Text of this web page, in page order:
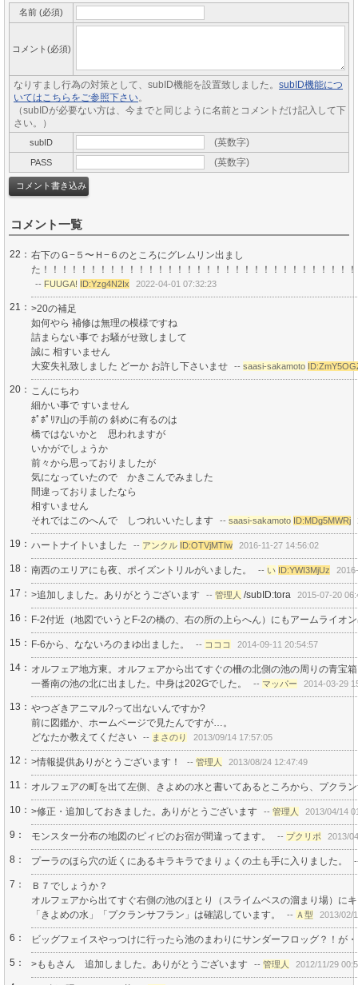
名前 (必須)
コメント(必須)
なりすまし行為の対策として、subID機能を設置致しました。 subID機能につ
いてはこちらをご参照下さい。
（subIDが必要ない方は、今までと同じように名前とコメントだけ記入して下
さい。）
subID (英数字)
PASS (英数字)
コメント一覧
22： 右下のＧ−５〜Ｈ−６のところにグレムリン出まし
た！！！！！！！！！！！！！！！！！！！！！！！！！！！！！！！！
-- FUUGA! ID:Yzg4N2Ix 2022-04-01 07:32:23
21： >20の補足
如何やら 補修は無理の模様ですね
詰まらない事で お騒がせ致しまして
誠に 相すいません
大変失礼致しました どーか お許し下さいませ
-- saasi-sakamoto
20：
こんにちわ
細かい事で すいません
ﾎﾟﾎﾟﾘｱ山の手前の 斜めに有るのは
橋ではないかと 思われますが
いかがでしょうか
前々から思っておりましたが
気になっていたので かきこんでみました
間違っておりましたなら
相すいません
それではこのへんで しつれいいたします
-- saasi-sakamoto ID:MDg5MWRj
19： ハートナイトいました -- アンクル ID:OTVjMTIw 2016-11-27 14:56:02
18： 南西のエリアにも夜、ポイズントリルがいました。 -- い ID:YWI3MjUz
17： >追加しました。ありがとうございます -- 管理人 /subID:tora 2015-07-20
16： F-2付近（地図でいうとF-2の橋の、右の所の上らへん）にもアームライオ
15： F-6から、なないろのまゆ出ました。 -- コココ 2014-09-11 20:54:57
14： オルフェア地方東。オルフェアから出てすぐの柵の北側の池の周りの青宝
一番南の池の北に出ました。中身は202Gでした。
-- マッパー 2014-03-29
13： やつざきアニマル?って出ないんですか?
前に図鑑か、ホームページで見たんですが…。
どなたか教えてください
-- まさのり 2013/09/14 17:57:05
12： >情報提供ありがとうございます！ -- 管理人 2013/08/24 12:47:49
11： オルフェアの町を出て左側、きよめの水と書いてあるところから、プクラ
10： >修正・追加しておきました。ありがとうございます -- 管理人 2013/04/14
9： モンスター分布の地図のピィピのお宿が間違ってます。 -- プクリポ 2013/
8： プーラのほら穴の近くにあるキラキラでまりょくの土も手に入りました。
7：
Ｂ７でしょうか？
オルフェアから出てすぐ右側の池のほとり（スライムベスの溜まり場）に
「きよめの水」「プクランサフラン」は確認しています。
-- Ａ型 2013/02/
6： ビッグフェイスやっつけに行ったら池のまわりにサンダーフロッグ？！が
5： >ももさん 追加しました。ありがとうございます -- 管理人 2012/11/29